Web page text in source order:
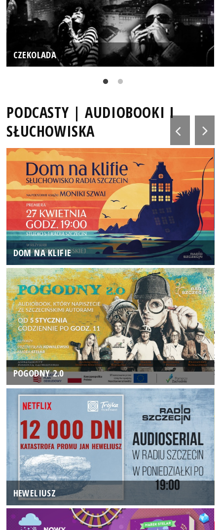
CZEKOLADA
PODCASTY | AUDIOBOOKI I
SŁUCHOWISKA
DOM NA KLIFIE
POGODNY 2.0
HEWELIUSZ